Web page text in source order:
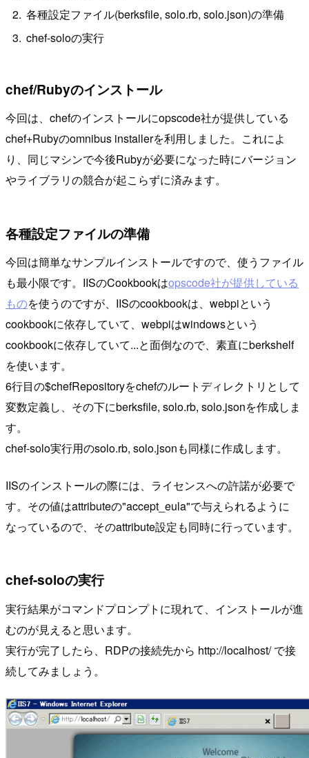
各種設定ファイル(berksfile, solo.rb, solo.json)の準備
chef-soloの実行
chef/Rubyのインストール
今回は、chefのインストールにopscode社が提供している
chef+Rubyのomnibus installerを利用しました。これによ
り、同じマシンで今後Rubyが必要になった時にバージョン
やライブラリの競合が起こらずに済みます。
各種設定ファイルの準備
今回は簡単なサンプルインストールですので、使うファイル
も最小限です。IISのCookbookはopscode社が提供している
ものを使うのですが、IISのcookbookは、webpiという
cookbookに依存していて、webpiはwindowsという
cookbookに依存していて...と面倒なので、素直にberkshelf
を使います。
6行目の$chefRepositoryをchefのルートディレクトリとして
変数定義し、その下にberksfile, solo.rb, solo.jsonを作成しま
す。
chef-solo実行用のsolo.rb, solo.jsonも同様に作成します。
IISのインストールの際には、ライセンスへの許諾が必要で
す。その値はattributeの"accept_eula"で与えられるように
なっているので、そのattribute設定も同時に行っています。
chef-soloの実行
実行結果がコマンドプロンプトに現れて、インストールが進
むのが見えると思います。
実行が完了したら、RDPの接続先から http://localhost/ で接
続してみましょう。